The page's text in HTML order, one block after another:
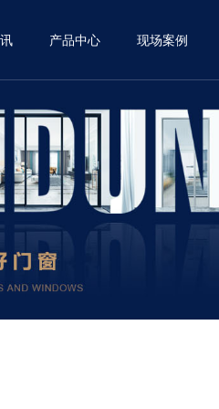
产品中心 现场案例